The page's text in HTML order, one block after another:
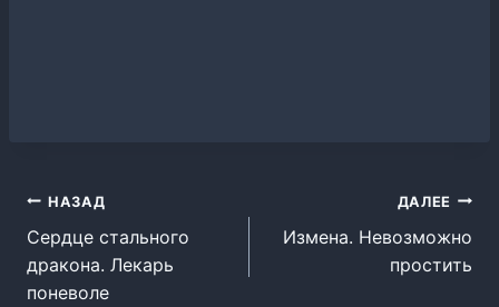
Навигация
по
записям
НАЗАД
Сердце стального
дракона. Лекарь
поневоле
ДАЛЕЕ
Измена. Невозможно
простить